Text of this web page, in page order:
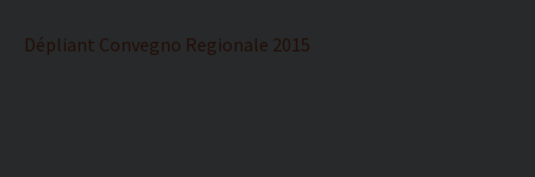
Dépliant Convegno Regionale 2015